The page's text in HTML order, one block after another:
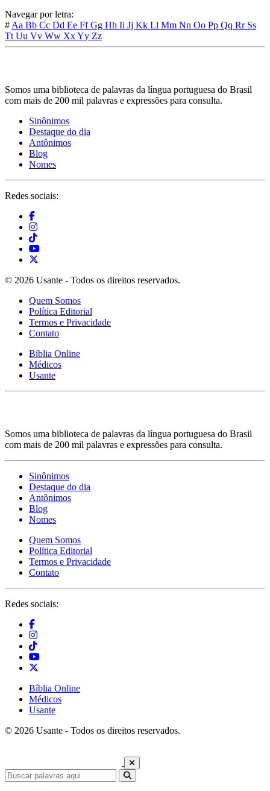
Navegar por letra:
# Aa Bb Cc Dd Ee FfGg Hh Ii Jj Kk Ll Mm Nn Oo Pp Qq Rr Ss
Tt Uu Vv Ww XxYy Zz
Somos uma biblioteca de palavras da língua portuguesa do Brasil
com mais de 200 mil palavras e expressões para consulta.
Sinônimos
Destaque do dia
Antônimos
Blog
Nomes
Redes sociais:
© 2026 Usante - Todos os direitos reservados.
Quem Somos
Política Editorial
Termos e Privacidade
Contato
Bíblia Online
Médicos
Usante
Somos uma biblioteca de palavras da língua portuguesa do Brasil
com mais de 200 mil palavras e expressões para consulta.
Sinônimos
Destaque do dia
Antônimos
Blog
Nomes
Quem Somos
Política Editorial
Termos e Privacidade
Contato
Redes sociais:
Bíblia Online
Médicos
Usante
© 2026 Usante - Todos os direitos reservados.